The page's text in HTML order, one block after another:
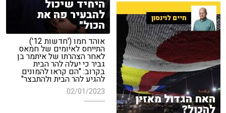
היחיד שיכול
להבעיר פה את
הכול"
אוהד חמו ('חדשות 12')
התייחס לאיומים של חמאס
לאחר הצהרתו של איתמר בן
גביר כי יעלה להר הבית
בקרוב: "הם קראו להמונים
להגיע להר הבית ולהתבצר"
02/01/2023
חיים לוינסון
האח הגדול מאזין
להכול?